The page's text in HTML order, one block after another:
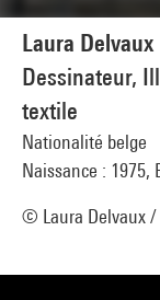
Laura Delvaux
Dessinateur,
textile
Nationalité belge
Naissance : 1975,
© Laura Delvaux /